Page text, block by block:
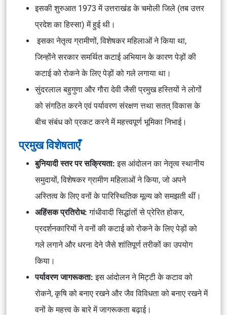
इसकी शुरुआत 1973 में उत्तराखंड के चमोली जिले (तब उत्तर
प्रदेश का हिस्सा) में हुई थी।
इसका नेतृत्व ग्रामीणों, विशेषकर महिलाओं ने किया था,
जिन्होंने सरकार समर्थित कटाई अभियान के कारण पेड़ों की
कटाई को रोकने के लिए पेड़ों को गले लगाया था।
सुंदरलाल बहुगुणा और गौरा देवी जैसी प्रमुख हस्तियों ने लोगों
को संगठित करने एवं पर्यावरण संरक्षण त्तथा सतत् विकास के
बीच संबंध को प्रकट करने में महत्त्वपूर्ण भूमिका निभाई।
प्रमुख विशेषताएँ
बुनियादी स्तर पर सक्रियता:इस आंदोलन का नेतृत्व स्थानीय
समुदायों, विशेषकर ग्रामीण महिलाओं ने किया, जो अपने
अस्तित्व के लिए वनों के पारिस्थितिक मूल्य को समझती थीं।
अहिंसक प्रतिरोध:गांधीवादी सिद्धांतों से प्रेरित होकर,
प्रदर्शनकारियों ने वनों की कटाई को रोकने के लिए पेड़ों को
गले लगाने और धरना देने जैसे शांतिपूर्ण तरीकों का उपयोग
किया।
पर्यावरण जागरूकता:इस आंदोलन ने मिट्टी के कटाव को
रोकने, कृषि को बनाए रखने और जैव विविधता को बनाए रखने में
वनों के महत्त्व के बारे में जागरूकता बढ़ाई।